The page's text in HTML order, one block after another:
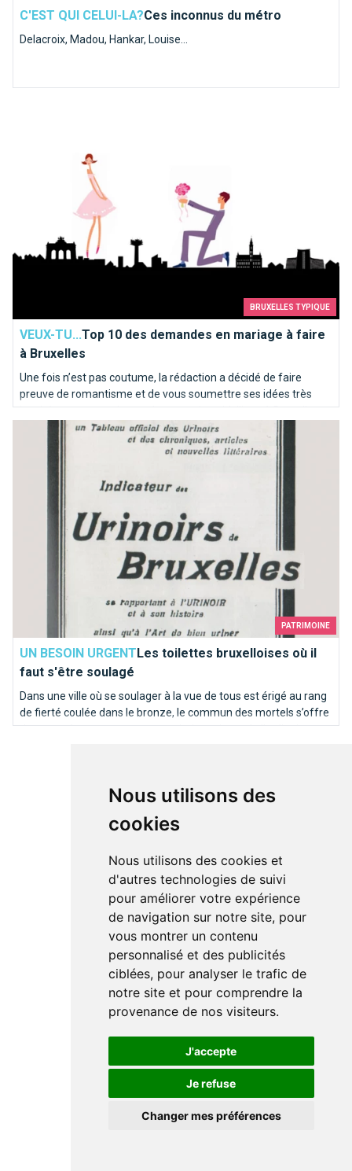
Nous utilisons des
cookies
Nous utilisons des cookies et
d'autres technologies de suivi
pour améliorer votre expérience
de navigation sur notre site, pour
vous montrer un contenu
personnalisé et des publicités
ciblées, pour analyser le trafic de
notre site et pour comprendre la
provenance de nos visiteurs.
J'accepte
Je refuse
Changer mes préférences
C'EST QUI CELUI-LA?Ces inconnus du métro
Delacroix, Madou, Hankar, Louise...
BRUXELLES TYPIQUE
VEUX-TU...Top 10 des demandes en mariage à faire
à Bruxelles
Une fois n’est pas coutume, la rédaction a décidé de faire
preuve de romantisme et de vous soumettre ses idées très
inspirées pour une demande en mariage idyllique à Bruxelles.
Voici notre “Top 10” des endroits où poser le genou par terre…
PATRIMOINE
UN BESOIN URGENTLes toilettes bruxelloises où il
faut s'être soulagé
Dans une ville où se soulager à la vue de tous est érigé au rang
de fierté coulée dans le bronze, le commun des mortels s’offre
de temps à autre une pause sanitaire qui sort de l’ordinaire.
Les toilettes bruxelloises où il faut s'être soulagé